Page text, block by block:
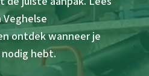
ontdek wanneer je
hebt.